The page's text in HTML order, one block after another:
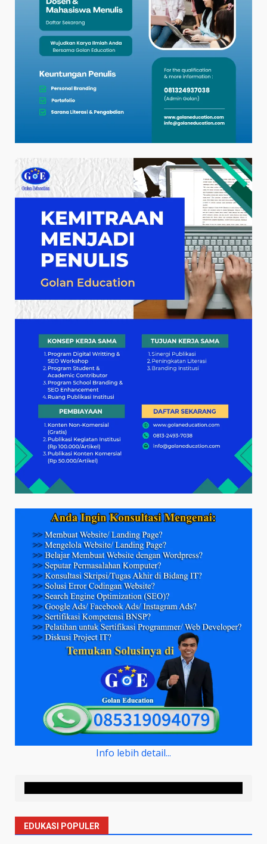
Info lebih detail...
EDUKASI POPULER